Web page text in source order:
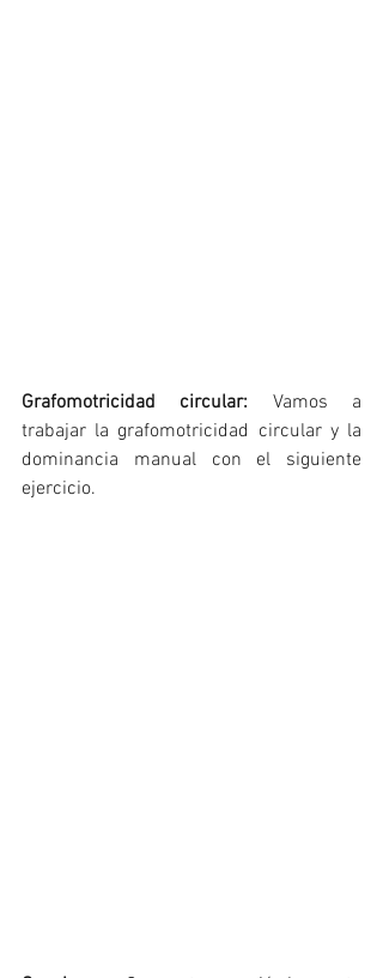
Grafomotricidad circular: Vamos a
trabajar la grafomotricidad circular y la
dominancia manual con el siguiente
ejercicio.